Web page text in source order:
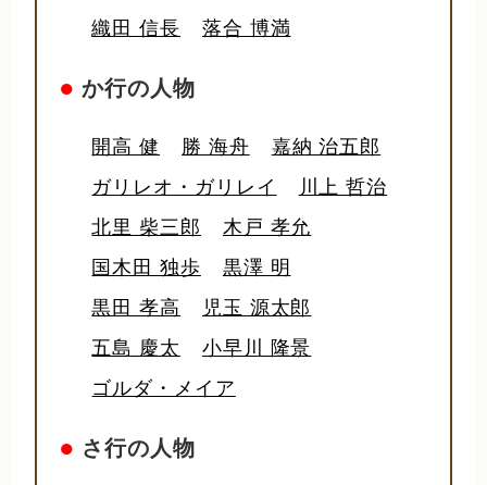
織田 信長
落合 博満
● か行の人物
開高 健 勝 海舟
嘉納 治五郎
ガリレオ・ガリレイ
川上 哲治
北里 柴三郎
木戸 孝允
国木田 独歩
黒澤 明
黒田 孝高
児玉 源太郎
五島 慶太
小早川 隆景
ゴルダ・メイア
● さ行の人物